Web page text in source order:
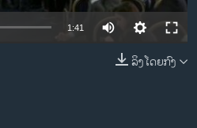
1:41
ລິງໂດຍກົງ